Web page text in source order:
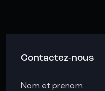
Contactez-nous